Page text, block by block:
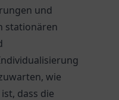
und
stationären
wie
dass die